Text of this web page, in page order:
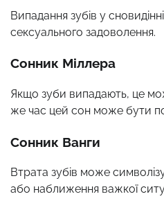
Випадання зубів у
сексуального задоволення.
Сонник Міллера
Якщо зуби випадають, це
же час цей сон може бути
Сонник Ванги
Втрата зубів може
або наближення важкої